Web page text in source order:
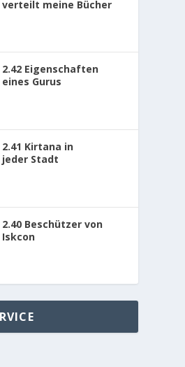
verteilt meine Bücher
2.42 Eigenschaften
eines Gurus
2.41 Kirtana in
jeder Stadt
2.40 Beschützer von
Iskcon